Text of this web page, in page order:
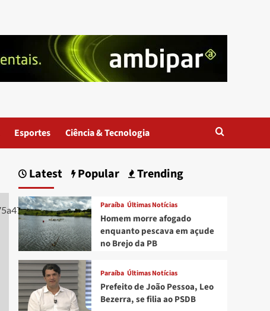
Esportes Ciência & Tecnologia
Latest Popular Trending
Paraíba Últimas Notícias
Homem morre afogado
enquanto pescava em açude
no Brejo da PB
Paraíba Últimas Notícias
Prefeito de João Pessoa, Leo
Bezerra, se filia ao PSDB